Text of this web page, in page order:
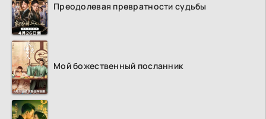
Преодолевая превратности судьбы
Мой божественный посланник